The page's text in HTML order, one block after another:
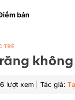
bán
TRẺ
lượt xem Tác giả: